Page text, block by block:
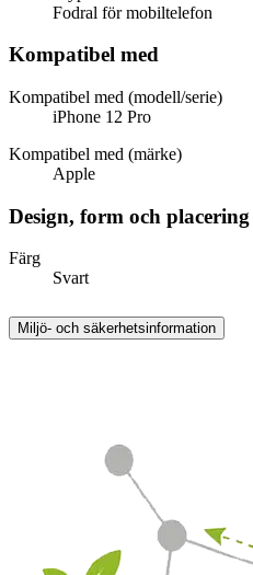
Fodral för mobiltelefon
Kompatibel med
Kompatibel med (modell/serie)
iPhone 12 Pro
Kompatibel med (märke)
Apple
Design, form och placering
Färg
Svart
Miljö- och säkerhetsinformation